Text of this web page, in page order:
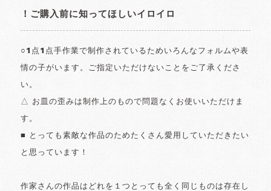
！ご購入前に知ってほしいイロイロ
○1点1点手作業で制作されているためいろんなフォルムや表
情の子がいます。ご指定いただけないことをご了承くださ
い。
△ お皿の歪みは制作上のもので問題なくお使いいただけま
す。
■ とっても素敵な作品のためたくさん愛用していただきたい
と思っています！
作家さんの作品はどれを１つとっても全く同じものは存在し